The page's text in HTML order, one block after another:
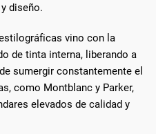
diseño.
vino con la
de tinta interna, liberando a
sumergir constantemente el
como Montblanc y Parker,
elevados de calidad y